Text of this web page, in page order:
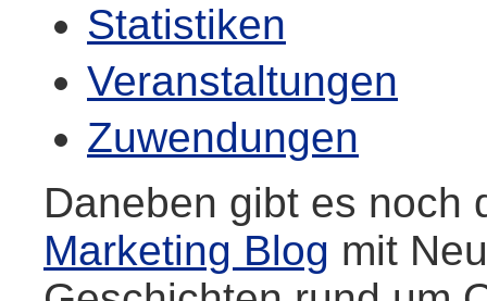
Statistiken
Veranstaltungen
Zuwendungen
Daneben gibt es noch
Marketing Blog mit